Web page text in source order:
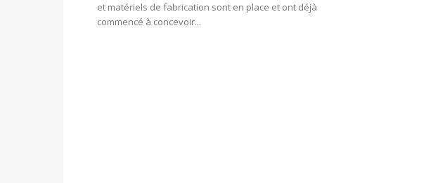
et matériels de fabrication sont en place et ont déjà
commencé à concevoir...